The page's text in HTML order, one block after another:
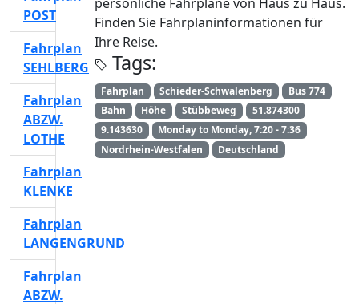
Finden Sie Fahrplaninformationen für
Ihre Reise.
Tags:
Fahrplan Schieder-Schwalenberg
Bus 774
Bahn
Höhe Stübbeweg
51.874300
9.143630
Monday to Monday, 7:20 - 7:36
Nordrhein-Westfalen
Deutschland
POST
Fahrplan
SEHLBERG
Fahrplan
ABZW.
LOTHE
Fahrplan
KLENKE
Fahrplan
LANGENGRUND
Fahrplan
ABZW.